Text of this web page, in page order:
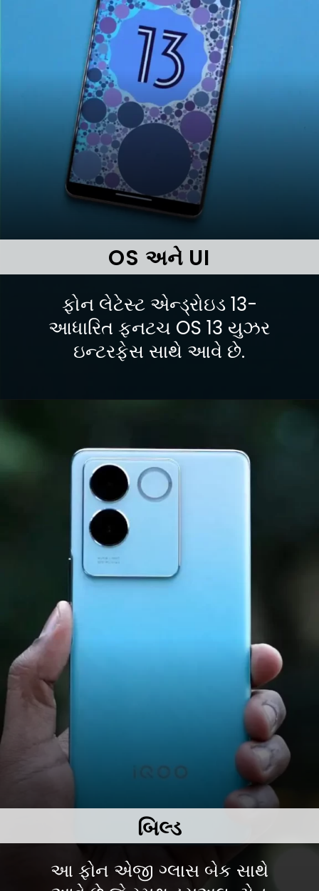
ફોન લેટેસ્ટ એન્ડ્રોઇડ 13-
આધારિત ફનટચ OS 13 યુઝર
ઇન્ટરફેસ સાથે આવે છે.
OS અનેUI
આ ફોન એજી ગ્લાસ બેક સાથે
બિલ્ડ